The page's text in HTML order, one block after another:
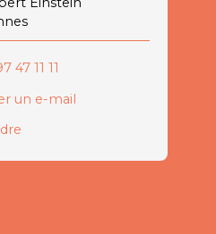
47 11 11
un e-mail